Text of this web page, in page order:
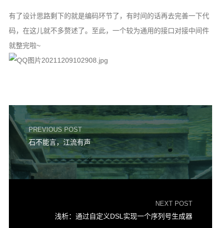
有了设计思路剩下的就是编码环节了，有时间的话再去完善一下代
码，在这儿就不多赘述了。至此，一个较为通用的接口对接中间件
就整完啦~
PREVIOUS POST
石不能言，江流有声
NEXT POST
浅析：通过自定义DSL实现一个序列号生成器